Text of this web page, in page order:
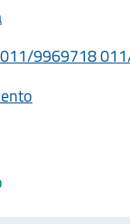
9969718